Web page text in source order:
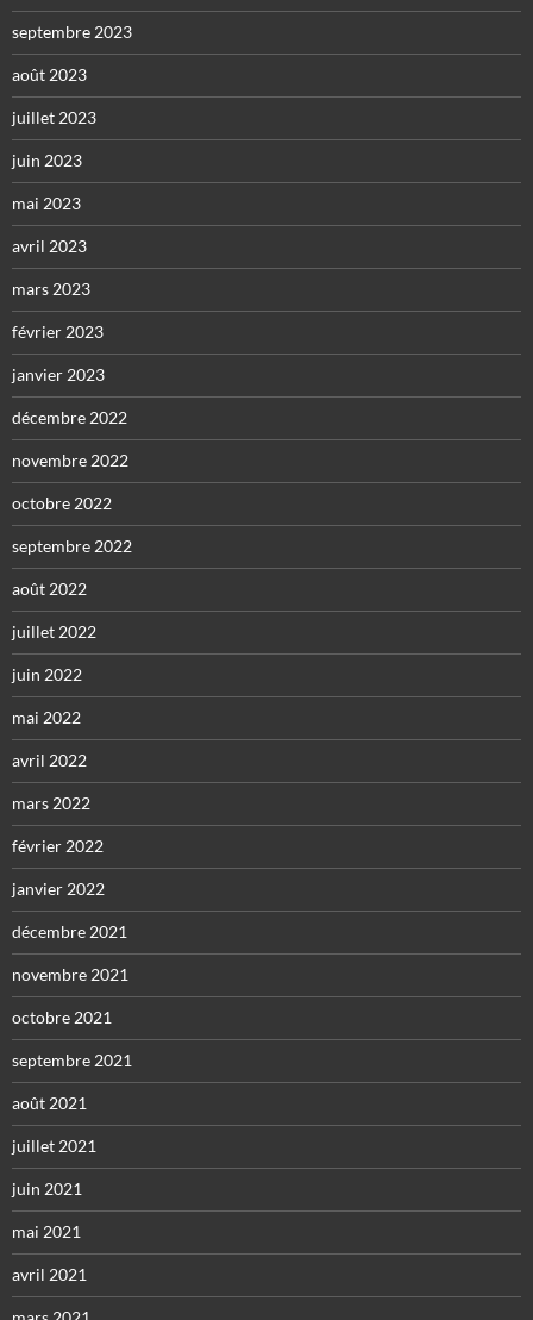
septembre 2023
août 2023
juillet 2023
juin 2023
mai 2023
avril 2023
mars 2023
février 2023
janvier 2023
décembre 2022
novembre 2022
octobre 2022
septembre 2022
août 2022
juillet 2022
juin 2022
mai 2022
avril 2022
mars 2022
février 2022
janvier 2022
décembre 2021
novembre 2021
octobre 2021
septembre 2021
août 2021
juillet 2021
juin 2021
mai 2021
avril 2021